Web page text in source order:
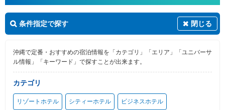
条件指定で探す 閉じる
沖縄で定番・おすすめの宿泊情報を「カテゴリ」「エリア」「ユニバーサ
ル情報」「キーワード」で探すことが出来ます。
カテゴリ
リゾートホテル シティーホテル ビジネスホテル